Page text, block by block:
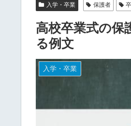
入学・卒業 保護者
高校卒業式の保
る例文
入学・卒業